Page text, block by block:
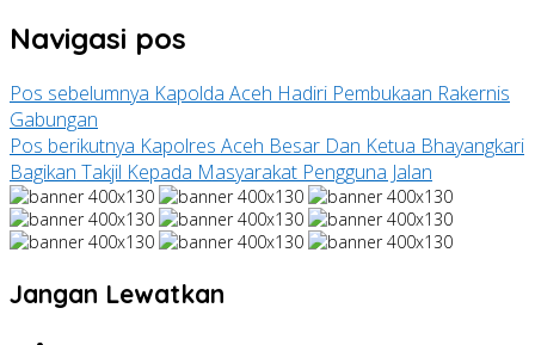
Navigasi pos
Pos sebelumnya Kapolda Aceh Hadiri Pembukaan Rakernis
Gabungan
Pos berikutnya Kapolres Aceh Besar Dan Ketua Bhayangkari
Bagikan Takjil Kepada Masyarakat Pengguna Jalan
Jangan Lewatkan